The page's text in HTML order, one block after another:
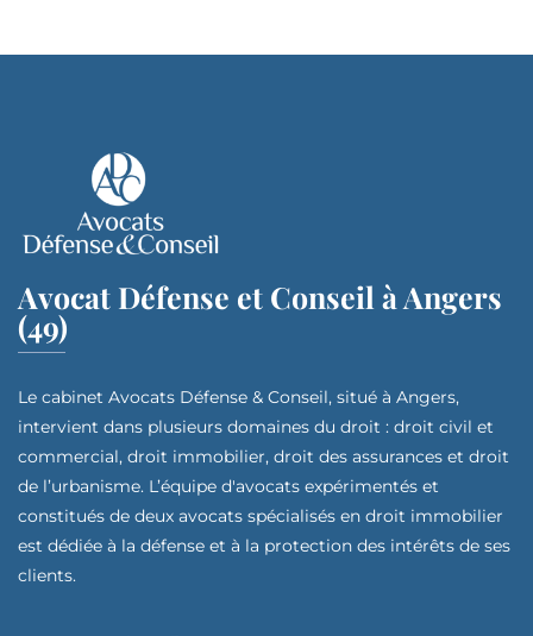
Avocat Défense et Conseil à Angers
(49)
Le cabinet Avocats Défense & Conseil, situé à Angers,
intervient dans plusieurs domaines du droit : droit civil et
commercial, droit immobilier, droit des assurances et droit
de l’urbanisme. L’équipe d'avocats expérimentés et
constitués de deux avocats spécialisés en droit immobilier
est dédiée à la défense et à la protection des intérêts de ses
clients.